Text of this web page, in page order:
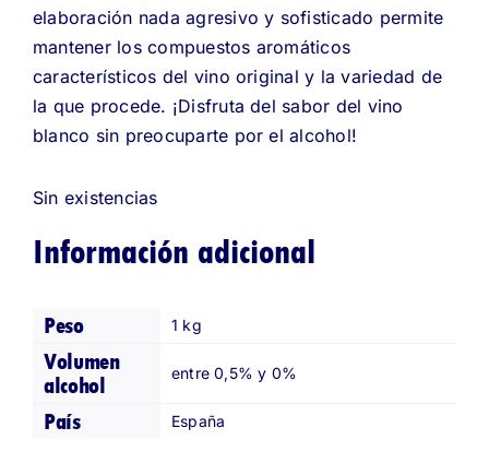
elaboración nada agresivo y sofisticado permite
mantener los compuestos aromáticos
característicos del vino original y la variedad de
la que procede. ¡Disfruta del sabor del vino
blanco sin preocuparte por el alcohol!
Sin existencias
Información adicional
Peso 1 kg
Volumen
alcohol
entre 0,5% y 0%
País España